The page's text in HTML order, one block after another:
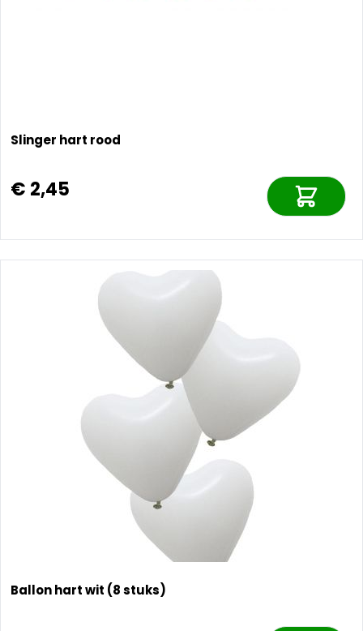
Slinger hart rood
€ 2,45
Ballon hart wit (8 stuks)